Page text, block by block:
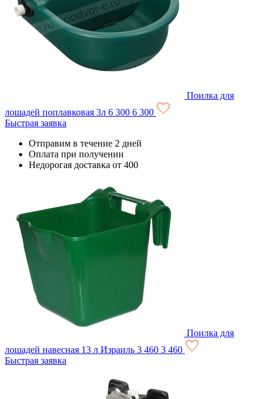
Поилка для
лошадей поплавковая 3л 6 300 6 300
Быстрая заявка
Отправим в течение 2 дней
Оплата при получении
Недорогая доставка от 400
Поилка для
лошадей навесная 13 л Израиль 3 460 3 460
Быстрая заявка